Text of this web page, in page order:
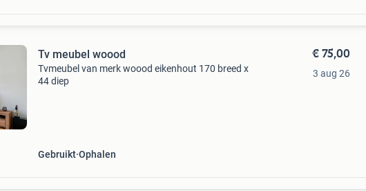
Tv meubel woood
Tvmeubel van merk woood eikenhout 170 breed x
44 diep
Gebruikt Ophalen
€ 75,00
3 aug 26